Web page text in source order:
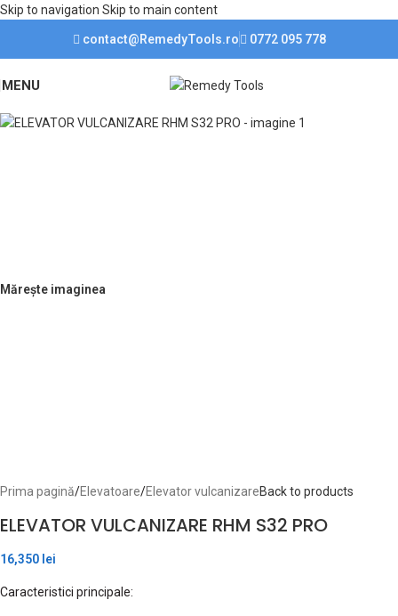
Skip to navigation Skip to main content
contact@RemedyTools.ro 0772 095 778
MENU
Mărește imaginea
Prima pagină/Elevatoare/Elevator vulcanizareBack to products
ELEVATOR VULCANIZARE RHM S32 PRO
16,350 lei
Caracteristici principale: